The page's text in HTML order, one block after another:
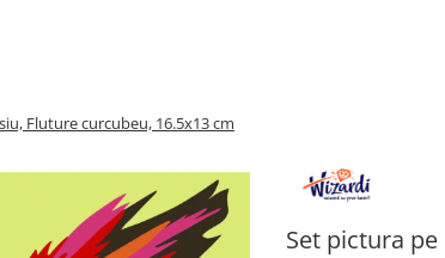
Fluture curcubeu, 16.5x13 cm
Set pictura